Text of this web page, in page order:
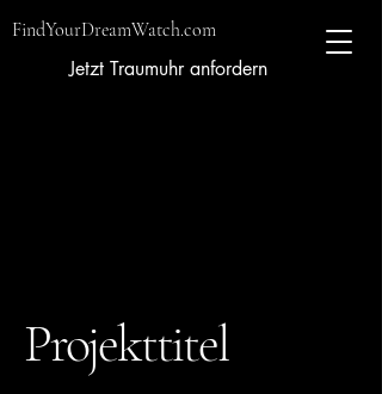
FindYourDreamWatch.com
Jetzt Traumuhr anfordern
Projekttitel